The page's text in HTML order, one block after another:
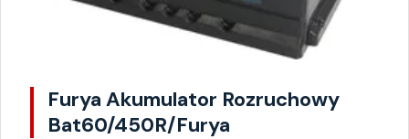
Furya Akumulator Rozruchowy
Bat60/450R/Furya